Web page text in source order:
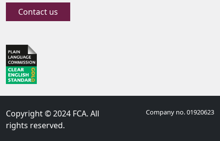
Contact us
Copyright © 2024 FCA. All
rights reserved.
Company no. 01920623